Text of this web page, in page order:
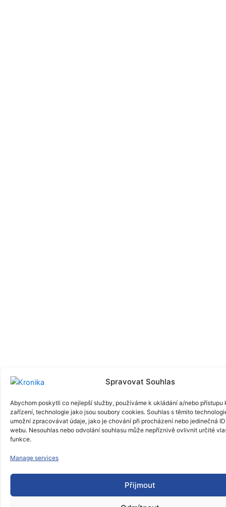
Spravovat Souhlas
Abychom poskytli co nejlepší služby, používáme k ukládání a/nebo přístupu
zařízení, technologie jako jsou soubory cookies. Souhlas s těmito
umožní zpracovávat údaje, jako je chování při procházení nebo jedinečná
webu. Nesouhlas nebo odvolání souhlasu může nepříznivě ovlivnit určité
funkce.
Manage services
Přijmout